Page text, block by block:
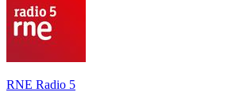
RNE Radio 5